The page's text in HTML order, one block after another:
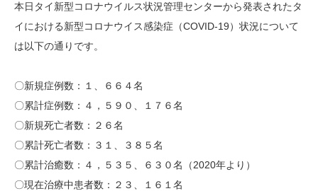
本日タイ新型コロナウイルス状況管理センターから発表されたタ
イにおける新型コロナウイス感染症（COVID-19）状況について
は以下の通りです。
〇新規症例数：１、６６４名
〇累計症例数：４，５９０、１７６名
〇新規死亡者数：２６名
〇累計死亡者数：３１、３８５名
〇累計治癒数：４，５３５、６３０名（2020年より）
〇現在治療中患者数：２３、１６１名